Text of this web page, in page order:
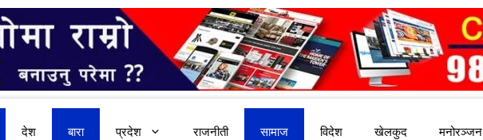
देश बारा प्रदेश राजनीती सामाज विदेश खेलकुद मनोरञ्जन